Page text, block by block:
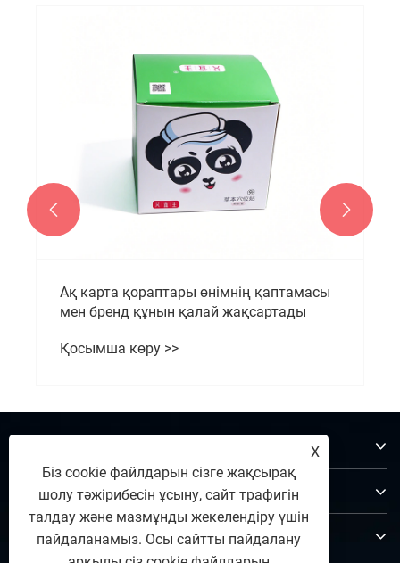
Ақ карта қораптары өнімнің қаптамасы
мен бренд құнын қалай жақсартады
Қосымша көру >>
 
Өнімдер
Бізбен хабарласыңы
X
Біз cookie файлдарын сізге жақсырақ
шолу тәжірибесін ұсыну, сайт трафигін
талдау және мазмұнды жекелендіру үшін
пайдаланамыз. Осы сайтты пайдалану